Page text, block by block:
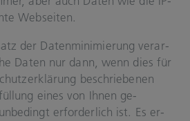
Web­sei­ten.
der Da­ten­mi­ni­mie­rung ver­ar­
Daten nur dann, wenn dies für
be­schrie­be­nen
eines von Ihnen ge­
er­for­der­lich ist. Es er­